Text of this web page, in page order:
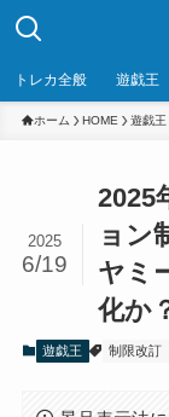
トレカ全般 遊戯王
ホーム HOME 遊戯王
2025
ョン
ヤミ
化か
2025
6/19
遊戯王 制限改訂